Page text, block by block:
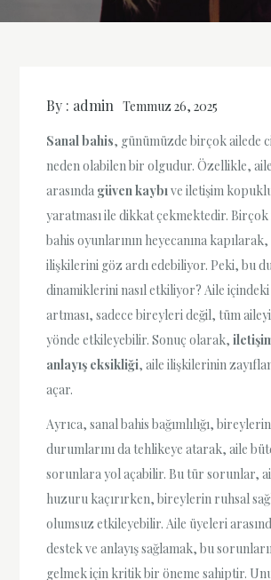
By : admin Temmuz 26, 2025
Sanal bahis, günümüzde birçok ailede
neden olabilen bir olgudur. Özellikle,
arasında güven kaybıve iletişim
yaratması ile dikkat çekmektedir. Birçok
bahis oyunlarının heyecanına
ilişkilerini göz ardı edebiliyor. Peki, bu
dinamiklerini nasıl etkiliyor? Aile içindeki
artması, sadece bireyleri değil, tüm
yönde etkileyebilir. Sonuç olarak,
anlayış eksikliği, aile ilişkilerinin
açar.
Ayrıca, sanal bahis bağımlılığı,
durumlarını da tehlikeye atarak, aile
sorunlara yol açabilir. Bu tür sorunlar,
huzuru kaçırırken, bireylerin ruhsal
olumsuz etkileyebilir. Aile üyeleri
destek ve anlayış sağlamak, bu
gelmek için kritik bir öneme sahiptir.